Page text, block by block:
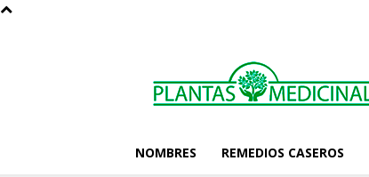
Plantas
Medicinales
NOMBRES REMEDIOS CASEROS